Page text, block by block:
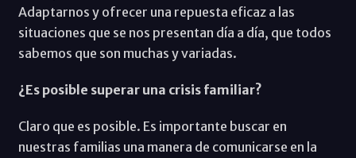
Adaptarnos y ofrecer una repuesta eficaz a las
situaciones que se nos presentan día a día, que todos
sabemos que son muchas y variadas.
¿Es posible superar una crisis familiar?
Claro que es posible. Es importante buscar en
nuestras familias una manera de comunicarse en la